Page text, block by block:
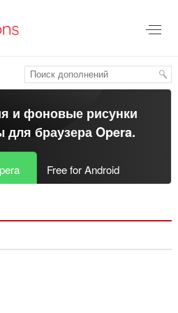
и фоновые рисунки
длябраузера Opera.
Free for Android